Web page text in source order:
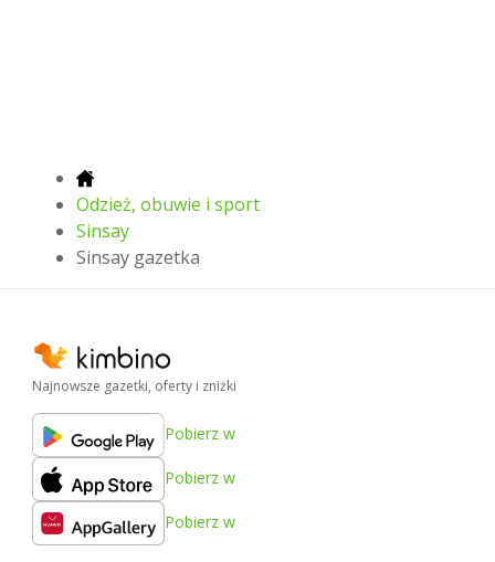
Odzież, obuwie i sport
Sinsay
Sinsay gazetka
Najnowsze gazetki, oferty i zniżki
Pobierz w
Pobierz w
Pobierz w